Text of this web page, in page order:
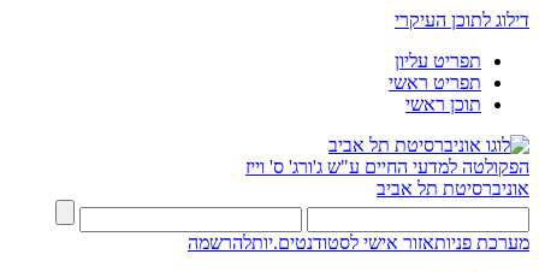
דילוג לתוכן העיקרי
תפריט עליון
תפריט ראשי
תוכן ראשי
הפקולטה למדעי החיים ע"ש ג'ורג' ס' וייז
אוניברסיטת תל אביב
מערכת פניותאזור אישי לסטודנטים.יותלהרשמה